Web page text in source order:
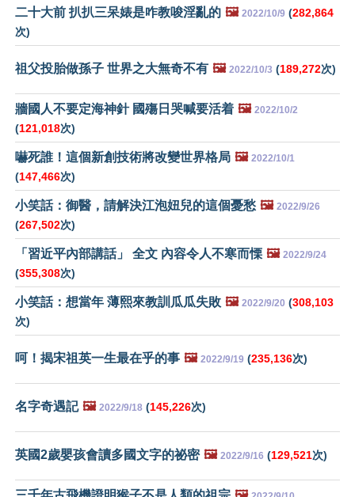
二十大前 扒扒三呆婊是咋教唆淫亂的 🖼️ 2022/10/9 (282,864
次)
祖父投胎做孫子 世界之大無奇不有 🖼️ 2022/10/3 (189,272次)
牆國人不要定海神針 國殤日哭喊要活着 🖼️ 2022/10/2
(121,018次)
嚇死誰！這個新創技術將改變世界格局 🖼️ 2022/10/1
(147,466次)
小笑話：御醫，請解決江泡妞兒的這個憂愁 🖼️ 2022/9/26
(267,502次)
「習近平內部講話」 全文 內容令人不寒而慄 🖼️ 2022/9/24
(355,308次)
小笑話：想當年 薄熙來教訓瓜瓜失敗 🖼️ 2022/9/20 (308,103
次)
呵！揭宋祖英一生最在乎的事 🖼️ 2022/9/19 (235,136次)
名字奇遇記 🖼️ 2022/9/18 (145,226次)
英國2歲嬰孩會讀多國文字的祕密 🖼️ 2022/9/16 (129,521次)